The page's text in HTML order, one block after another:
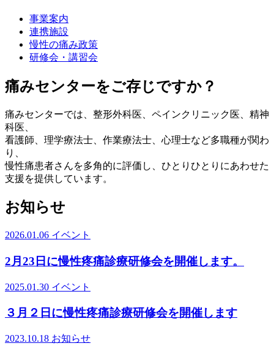
事業案内
連携施設
慢性の痛み政策
研修会・講習会
痛みセンターをご存じですか？
痛みセンターでは、整形外科医、ペインクリニック医、精神
科医、
看護師、理学療法士、作業療法士、心理士など多職種が関わ
り、
慢性痛患者さんを多角的に評価し、ひとりひとりにあわせた
支援を提供しています。
お知らせ
2026.01.06 イベント
2月23日に慢性疼痛診療研修会を開催します。
2025.01.30 イベント
３月２日に慢性疼痛診療研修会を開催します
2023.10.18 お知らせ